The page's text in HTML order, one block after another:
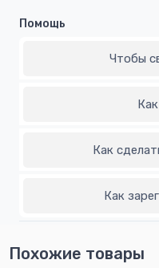
Помощь
Чтобы
Как
Как
Похожие товары